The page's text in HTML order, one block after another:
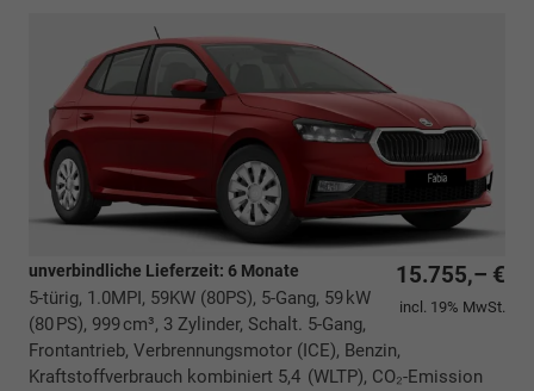
15.755,– €
incl. 19% MwSt.
unverbindliche Lieferzeit: 6 Monate
5-türig, 1.0MPI, 59KW (80PS), 5-Gang, 59 kW
(80 PS), 999 cm³, 3 Zylinder, Schalt. 5-Gang,
Frontantrieb, Verbrennungsmotor (ICE), Benzin,
Kraftstoffverbrauch kombiniert 5,4 (WLTP), CO₂-Emission